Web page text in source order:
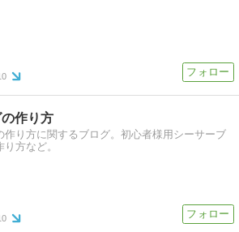
作り方
作り方に関するブログ。初心者様用シーサーブ
り方など。